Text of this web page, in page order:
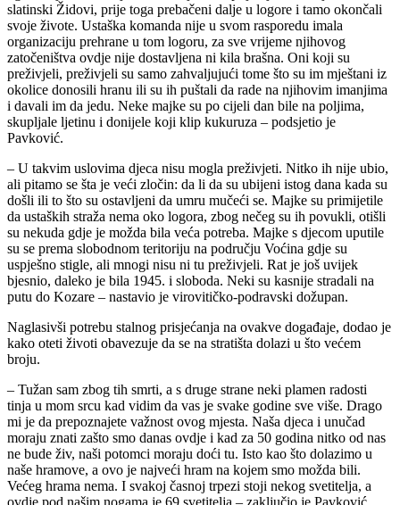
slatinski Židovi, prije toga prebačeni dalje u logore i tamo okončali
svoje živote. Ustaška komanda nije u svom rasporedu imala
organizaciju prehrane u tom logoru, za sve vrijeme njihovog
zatočeništva ovdje nije dostavljena ni kila brašna. Oni koji su
preživjeli, preživjeli su samo zahvaljujući tome što su im mještani iz
okolice donosili hranu ili su ih puštali da rade na njihovim imanjima
i davali im da jedu. Neke majke su po cijeli dan bile na poljima,
skupljale ljetinu i donijele koji klip kukuruza – podsjetio je
Pavković.
– U takvim uslovima djeca nisu mogla preživjeti. Nitko ih nije ubio,
ali pitamo se šta je veći zločin: da li da su ubijeni istog dana kada su
došli ili to što su ostavljeni da umru mučeći se. Majke su primijetile
da ustaških straža nema oko logora, zbog nečeg su ih povukli, otišli
su nekuda gdje je možda bila veća potreba. Majke s djecom uputile
su se prema slobodnom teritoriju na području Voćina gdje su
uspješno stigle, ali mnogi nisu ni tu preživjeli. Rat je još uvijek
bjesnio, daleko je bila 1945. i sloboda. Neki su kasnije stradali na
putu do Kozare – nastavio je virovitičko-podravski dožupan.
Naglasivši potrebu stalnog prisjećanja na ovakve događaje, dodao je
kako oteti životi obavezuje da se na stratišta dolazi u što većem
broju.
– Tužan sam zbog tih smrti, a s druge strane neki plamen radosti
tinja u mom srcu kad vidim da vas je svake godine sve više. Drago
mi je da prepoznajete važnost ovog mjesta. Naša djeca i unučad
moraju znati zašto smo danas ovdje i kad za 50 godina nitko od nas
ne bude živ, naši potomci moraju doći tu. Isto kao što dolazimo u
naše hramove, a ovo je najveći hram na kojem smo možda bili.
Većeg hrama nema. I svakoj časnoj trpezi stoji nekog svetitelja, a